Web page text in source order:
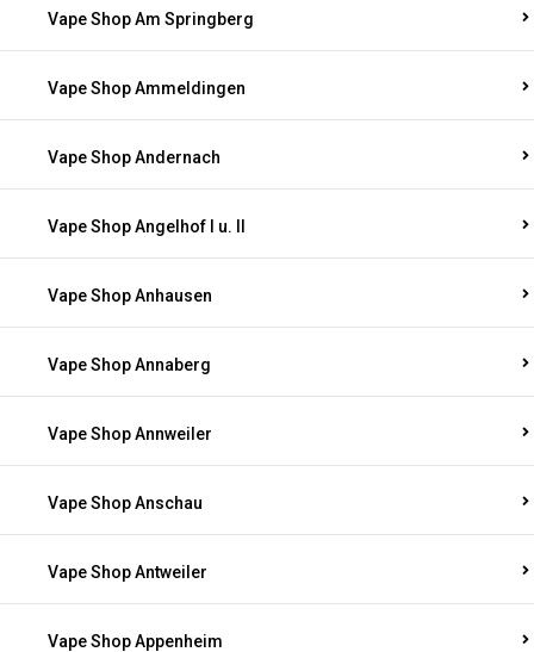
Vape Shop Am Springberg
Vape Shop Ammeldingen
Vape Shop Andernach
Vape Shop Angelhof I u. II
Vape Shop Anhausen
Vape Shop Annaberg
Vape Shop Annweiler
Vape Shop Anschau
Vape Shop Antweiler
Vape Shop Appenheim